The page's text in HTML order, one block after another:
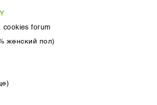
cookies forum
женский пол)